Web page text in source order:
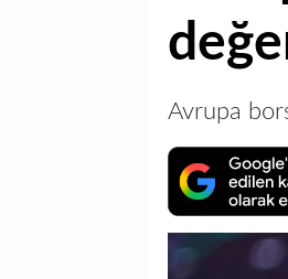
Avrupa